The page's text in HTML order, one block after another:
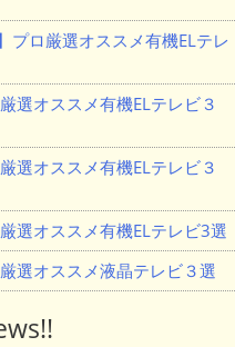
プロ厳選オススメ有機ELテレ
選オススメ有機ELテレビ３
選オススメ有機ELテレビ３
選オススメ有機ELテレビ3選
選オススメ液晶テレビ３選